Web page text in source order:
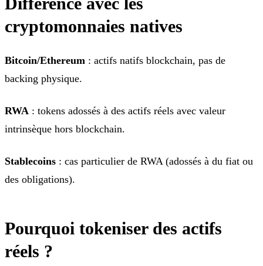
cryptomonnaies natives
Bitcoin/Ethereum : actifs natifs blockchain, pas de
backing physique.
RWA : tokens adossés à des actifs réels avec valeur
intrinsèque hors blockchain.
Stablecoins : cas particulier de RWA (adossés à du fiat ou
des obligations).
Pourquoi tokeniser des actifs
réels ?